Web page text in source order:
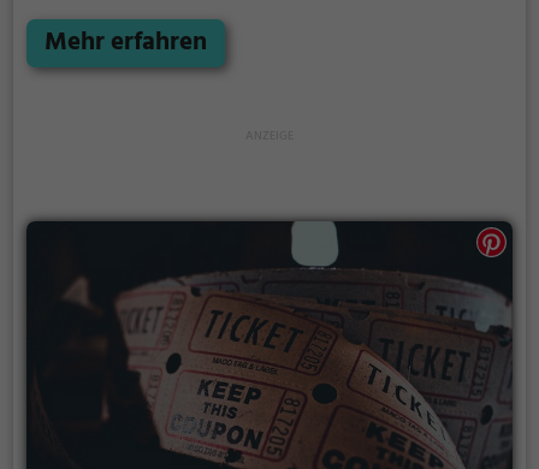
Mehr erfahren